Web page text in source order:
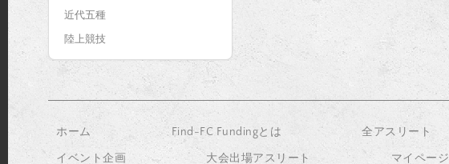
近代五種
陸上競技
ホーム Find-FC Fundingとは 全アスリート
イベント企画 大会出場アスリート マイページ